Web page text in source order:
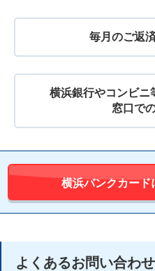
毎月のご返
横浜銀行やコンビニ
窓口で
横浜バンクカード
よくあるお問い合わせ